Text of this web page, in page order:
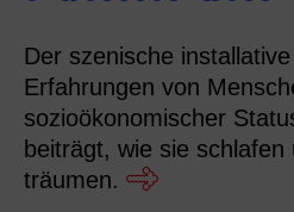
Der szenische
Erfahrungen von
sozioökonomischer
beiträgt, wie sie schlafen
träumen.